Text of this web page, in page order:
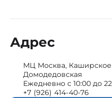
Адрес
МЦ Москва, Каширское
Домодедовская
Ежедневно с 10:00 до
+7 (926) 414-40-76